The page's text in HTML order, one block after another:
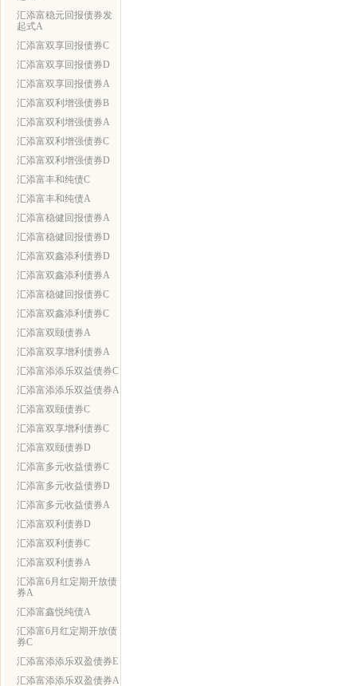
汇添富稳元回报债券发
起式A
汇添富双享回报债券C
汇添富双享回报债券D
汇添富双享回报债券A
汇添富双利增强债券B
汇添富双利增强债券A
汇添富双利增强债券C
汇添富双利增强债券D
汇添富丰和纯债C
汇添富丰和纯债A
汇添富稳健回报债券A
汇添富稳健回报债券D
汇添富双鑫添利债券D
汇添富双鑫添利债券A
汇添富稳健回报债券C
汇添富双鑫添利债券C
汇添富双颐债券A
汇添富双享增利债券A
汇添富添添乐双益债券C
汇添富添添乐双益债券A
汇添富双颐债券C
汇添富双享增利债券C
汇添富双颐债券D
汇添富多元收益债券C
汇添富多元收益债券D
汇添富多元收益债券A
汇添富双利债券D
汇添富双利债券C
汇添富双利债券A
汇添富6月红定期开放债
券A
汇添富鑫悦纯债A
汇添富6月红定期开放债
券C
汇添富添添乐双盈债券E
汇添富添添乐双盈债券A